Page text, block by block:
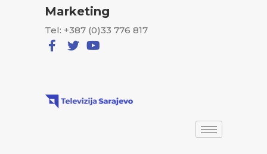
Marketing
Tel: +387 (0)33 776 817